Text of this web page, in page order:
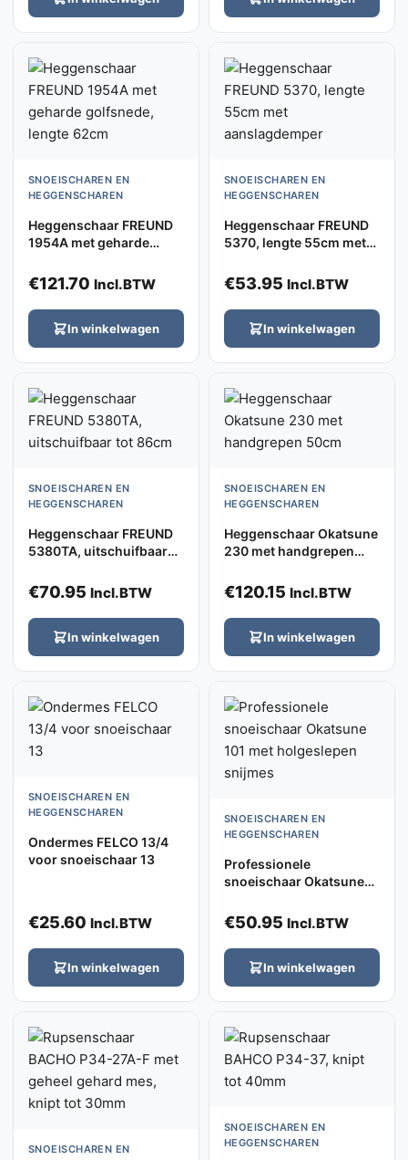
SNOEISCHAREN EN
HEGGENSCHAREN
Heggenschaar FREUND
1954A met geharde
€121.70 Incl.BTW
In winkelwagen
SNOEISCHAREN EN
HEGGENSCHAREN
Heggenschaar FREUND
5370, lengte 55cm met
€53.95 Incl.BTW
In winkelwagen
SNOEISCHAREN EN
HEGGENSCHAREN
Heggenschaar FREUND
5380TA, uitschuifbaar
€70.95 Incl.BTW
In winkelwagen
SNOEISCHAREN EN
HEGGENSCHAREN
Heggenschaar Okatsune
230 met handgrepen
€120.15 Incl.BTW
In winkelwagen
SNOEISCHAREN EN
HEGGENSCHAREN
Ondermes FELCO 13/4
voor snoeischaar 13
€25.60 Incl.BTW
In winkelwagen
SNOEISCHAREN EN
HEGGENSCHAREN
Professionele
snoeischaar Okatsune
snijmes
€50.95 Incl.BTW
In winkelwagen
SNOEISCHAREN EN
SNOEISCHAREN EN
HEGGENSCHAREN